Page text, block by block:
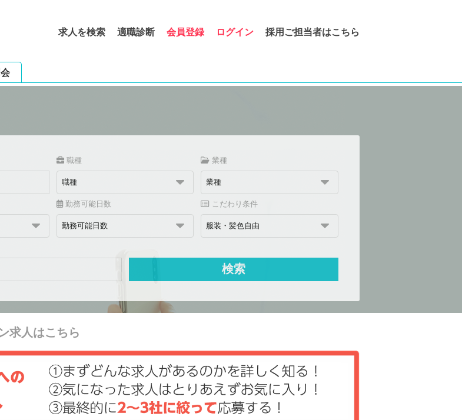
求人を検索 適職診断 会員登録 ログイン 採用ご担当者はこちら
職種 業種
勤務可能日数 こだわり条件
求人はこちら